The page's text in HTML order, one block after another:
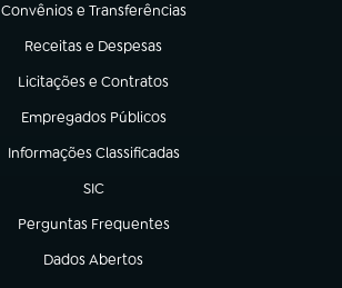
Convênios e Transferências
(abre em nova aba)
Receitas e Despesas
(abre em nova aba)
Licitações e Contratos
(abre em nova aba)
Empregados Públicos
(abre em nova aba)
Informações Classificadas
(abre em nova aba)
SIC
(abre em nova aba)
Perguntas Frequentes
(abre em nova aba)
Dados Abertos
(abre em nova aba)